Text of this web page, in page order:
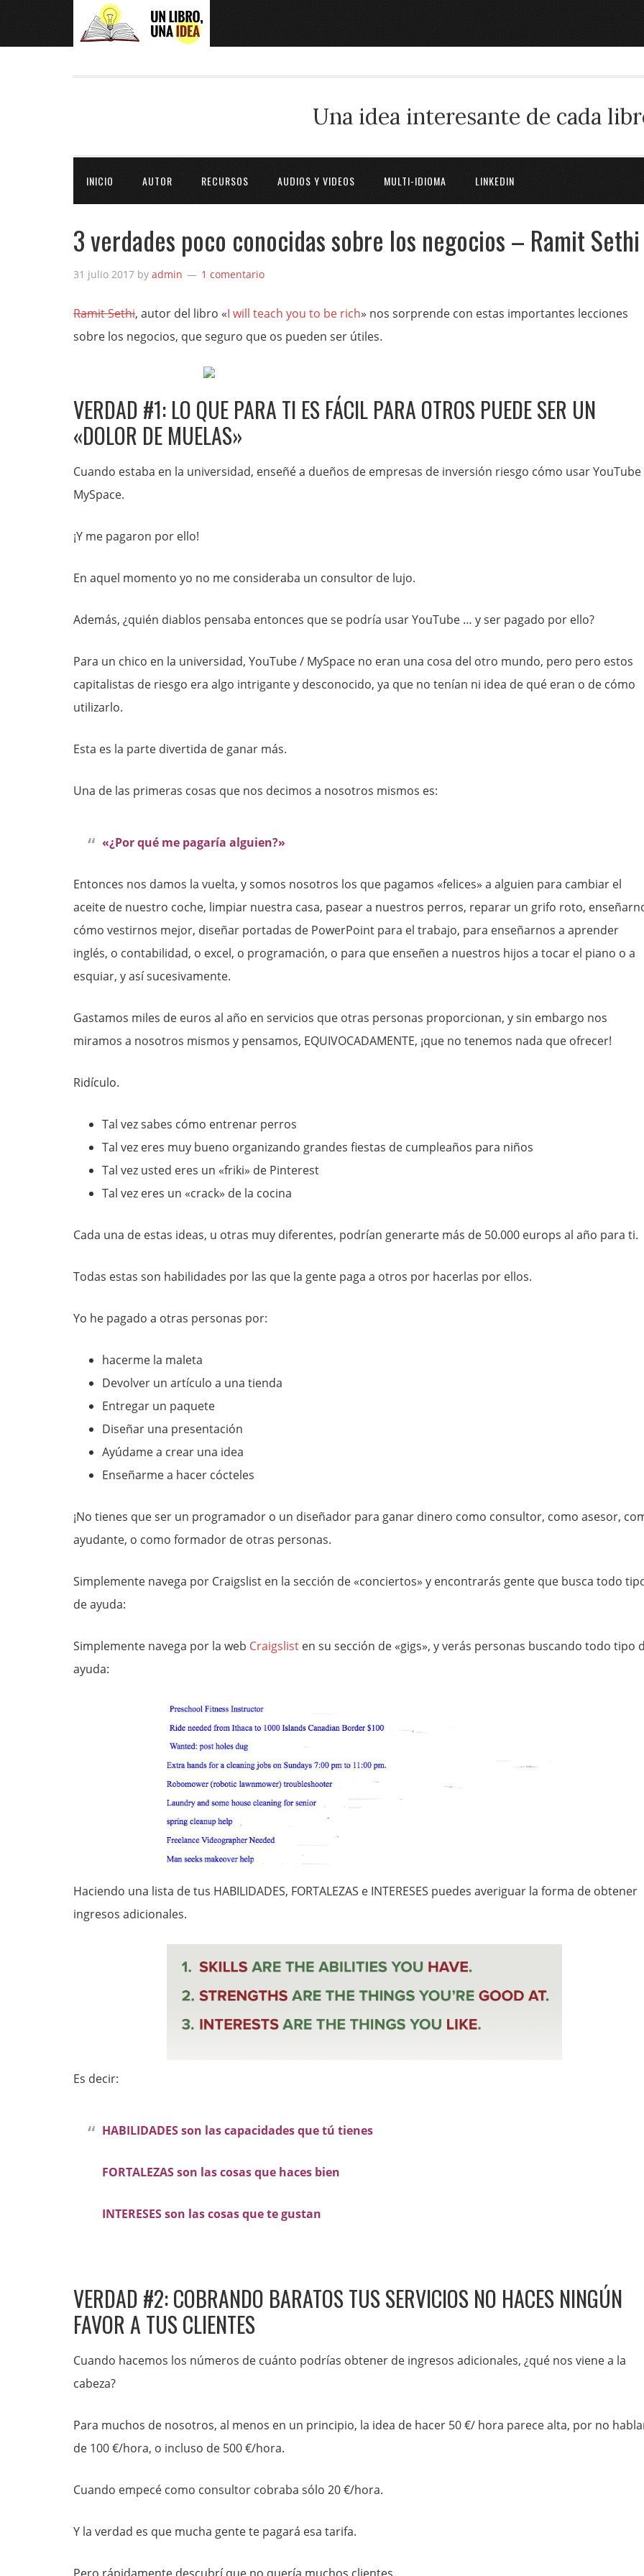
Una idea interesante de cada
INICIO AUTOR RECURSOS AUDIOS Y VIDEOS MULTI-IDIOMA LINKEDIN
3 verdades poco conocidas sobre los negocios – Ramit Sethi
31 julio 2017 by admin 1 comentario
Ramit Sethi, autor del libro «I will teach you to be rich» nos sorprende con estas importantes lecciones
sobre los negocios, que seguro que os pueden ser útiles.
VERDAD #1: LO QUE PARA TI ES FÁCIL PARA OTROS PUEDE SER UN
«DOLOR DE MUELAS»
Cuando estaba en la universidad, enseñé a dueños de empresas de inversión riesgo cómo usar YouTube
MySpace.
¡Y me pagaron por ello!
En aquel momento yo no me consideraba un consultor de lujo.
Además, ¿quién diablos pensaba entonces que se podría usar YouTube … y ser pagado por ello?
Para un chico en la universidad, YouTube / MySpace no eran una cosa del otro mundo, pero pero estos
capitalistas de riesgo era algo intrigante y desconocido, ya que no tenían ni idea de qué eran o de cómo
utilizarlo.
Esta es la parte divertida de ganar más.
Una de las primeras cosas que nos decimos a nosotros mismos es:
«¿Por qué me pagaría alguien?»
Entonces nos damos la vuelta, y somos nosotros los que pagamos «felices» a alguien para cambiar el
aceite de nuestro coche, limpiar nuestra casa, pasear a nuestros perros, reparar un grifo roto,
cómo vestirnos mejor, diseñar portadas de PowerPoint para el trabajo, para enseñarnos a aprender
inglés, o contabilidad, o excel, o programación, o para que enseñen a nuestros hijos a tocar el piano o a
esquiar, y así sucesivamente.
Gastamos miles de euros al año en servicios que otras personas proporcionan, y sin embargo nos
miramos a nosotros mismos y pensamos, EQUIVOCADAMENTE, ¡que no tenemos nada que ofrecer!
Ridículo.
Tal vez sabes cómo entrenar perros
Tal vez eres muy bueno organizando grandes fiestas de cumpleaños para niños
Tal vez usted eres un «friki» de Pinterest
Tal vez eres un «crack» de la cocina
Cada una de estas ideas, u otras muy diferentes, podrían generarte más de 50.000 europs al año para ti.
Todas estas son habilidades por las que la gente paga a otros por hacerlas por ellos.
Yo he pagado a otras personas por:
hacerme la maleta
Devolver un artículo a una tienda
Entregar un paquete
Diseñar una presentación
Ayúdame a crear una idea
Enseñarme a hacer cócteles
¡No tienes que ser un programador o un diseñador para ganar dinero como consultor, como asesor,
ayudante, o como formador de otras personas.
Simplemente navega por Craigslist en la sección de «conciertos» y encontrarás gente que busca todo
de ayuda:
Simplemente navega por la web Craigslist en su sección de «gigs», y verás personas buscando todo tipo
ayuda:
Haciendo una lista de tus HABILIDADES, FORTALEZAS e INTERESES puedes averiguar la forma de obtener
ingresos adicionales.
Es decir:
HABILIDADES son las capacidades que tú tienes
FORTALEZAS son las cosas que haces bien
INTERESES son las cosas que te gustan
VERDAD #2: COBRANDO BARATOS TUS SERVICIOS NO HACES NINGÚN
FAVOR A TUS CLIENTES
Cuando hacemos los números de cuánto podrías obtener de ingresos adicionales, ¿qué nos viene a la
cabeza?
Para muchos de nosotros, al menos en un principio, la idea de hacer 50 €/ hora parece alta, por no
de 100 €/hora, o incluso de 500 €/hora.
Cuando empecé como consultor cobraba sólo 20 €/hora.
Y la verdad es que mucha gente te pagará esa tarifa.